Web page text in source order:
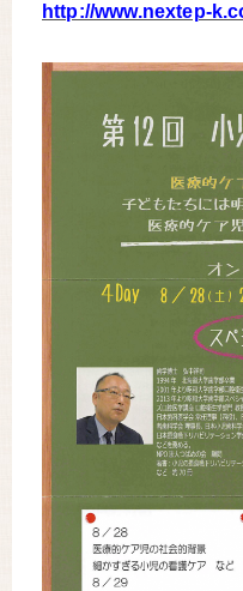
http://www.nextep-